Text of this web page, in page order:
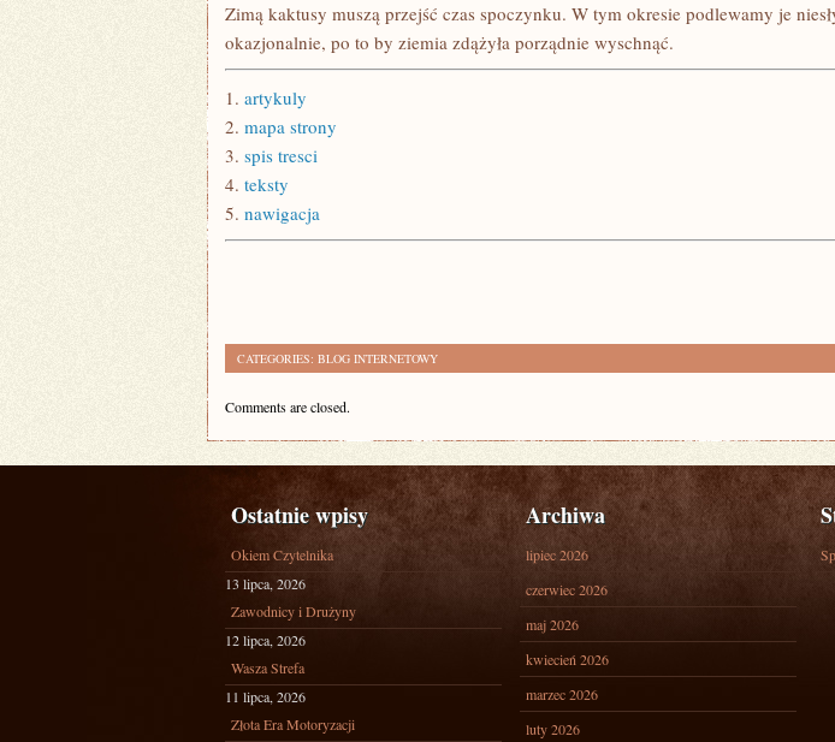
Zimą kaktusy muszą przejść czas spoczynku. W tym okresie podlewamy je
okazjonalnie, po to by ziemia zdążyła porządnie wyschnąć.
1. artykuly
2. mapa strony
3. spis tresci
4. teksty
5. nawigacja
CATEGORIES: BLOG INTERNETOWY
Comments are closed.
Ostatnie wpisy
Okiem Czytelnika
13 lipca, 2026
Zawodnicy i Drużyny
12 lipca, 2026
Wasza Strefa
11 lipca, 2026
Złota Era Motoryzacji
Archiwa
lipiec 2026
czerwiec 2026
maj 2026
kwiecień 2026
marzec 2026
luty 2026